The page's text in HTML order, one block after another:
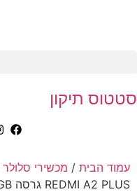
סטטוס תיקון
עמוד הבית / מכשירי סלולר
REDMI A2 PLUS גרסה 3GB+64GB יבואן רישמי המילטון